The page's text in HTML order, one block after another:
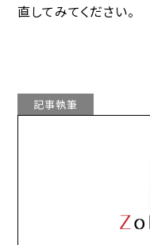
直してみてください。
記事執筆